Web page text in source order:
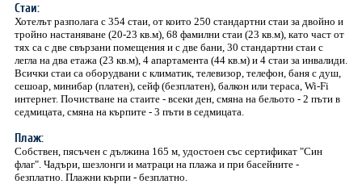
Стаи:
Хотелът разполага с 354 стаи, от които 250 стандартни стаи за двойно и
тройно настаняване (20-23 кв.м), 68 фамилни стаи (23 кв.м), като част от
тях са с две свързани помещения и с две бани, 30 стандартни стаи с
легла на два етажа (23 кв.м), 4 апартамента (44 кв.м) и 4 стаи за инвалиди.
Всички стаи са оборудвани с климатик, телевизор, телефон, баня с душ,
сешоар, минибар (платен), сейф (безплатен), балкон или тераса, Wi-Fi
интернет. Почистване на стаите - всеки ден, смяна на бельото - 2 пъти в
седмицата, смяна на кърпите - 3 пъти в седмицата.
Плаж:
Собствен, пясъчен с дължина 165 м, удостоен със сертификат "Син
флаг". Чадъри, шезлонги и матраци на плажа и при басейните -
безплатно. Плажни кърпи - безплатно.